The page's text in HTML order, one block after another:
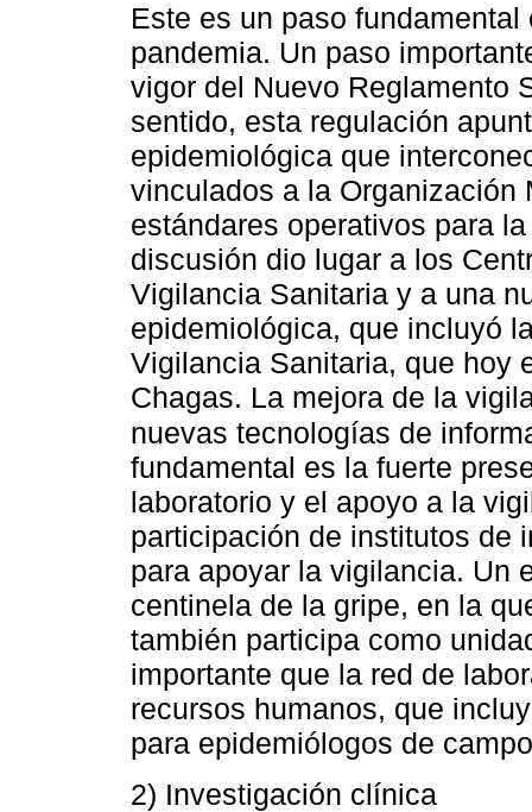
Este es un paso
pandemia. Un paso
vigor del Nuevo Reglamento
sentido, esta regulación
epidemiológica que
vinculados a la Organización
estándares operativos para
discusión dio lugar a los
Vigilancia Sanitaria y a una
epidemiológica, que incluyó
Vigilancia Sanitaria, que hoy
Chagas. La mejora de la
nuevas tecnologías de
fundamental es la fuerte
laboratorio y el apoyo a la
participación de institutos de
para apoyar la vigilancia. Un
centinela de la gripe, en la
también participa como
importante que la red de
recursos humanos, que
para epidemiólogos de
2) Investigación clínica